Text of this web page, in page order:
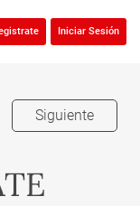
Iniciar Sesión
Siguiente